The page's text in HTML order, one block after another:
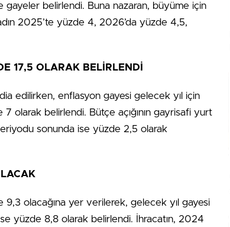
belirlendi. Buna nazaran, büyüme için
2025’te yüzde 4, 2026’da yüzde 4,5,
17,5 OLARAK BELİRLENDİ
edilirken, enflasyon gayesi gelecek yıl için
belirlendi. Bütçe açığının gayrisafi yurt
sonunda ise yüzde 2,5 olarak
9,3 olacağına yer verilerek, gelecek yıl gayesi
yüzde 8,8 olarak belirlendi. İhracatın, 2024